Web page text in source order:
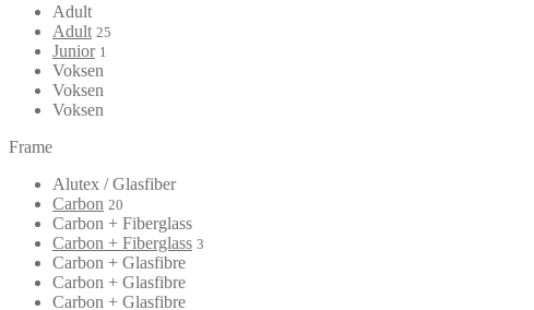
Adult
Adult 25
Junior 1
Voksen
Voksen
Voksen
Frame
Alutex / Glasfiber
Carbon 20
Carbon + Fiberglass
Carbon + Fiberglass 3
Carbon + Glasfibre
Carbon + Glasfibre
Carbon + Glasfibre